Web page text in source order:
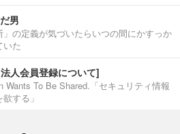
男
の定義が気づいたらいつの間にかすっか
いた
人会員登録について]
Wants To Be Shared.「セキュリティ情報
する」